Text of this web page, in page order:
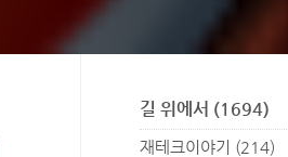
길 위에서 (1694)
재테크이야기 (214)